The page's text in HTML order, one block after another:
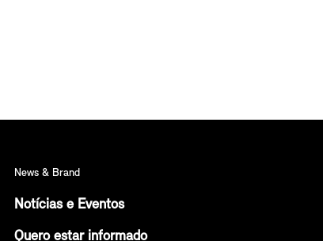
News & Brand
Notícias e Eventos
Quero estar informado